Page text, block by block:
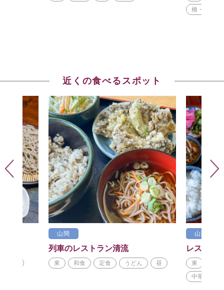
橋・展望台
近くの食べるスポット
山間
列車のレストラン清流
東 和食 定食 うどん 昼
山間
レストラ
東
中華